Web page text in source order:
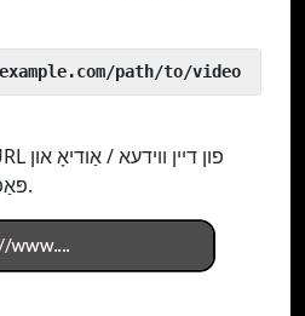
פּאַפּ עס אין די זוכן באַר.